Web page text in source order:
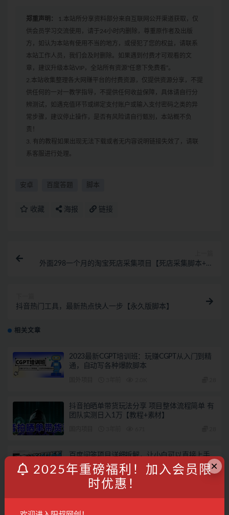
郑重声明：
1.本站所分享资料部分来自互联网公开渠道获取，仅
供会员学习交流使用，请于24小时内删除，尊重原作者及出版
方，如认为本站有使用不当的地方，或侵犯了您的权益，请联系
本站工作人员，我们会及时删除。如果遇到付费才可观看的文
章，建议升级本站VIP，全站所有资源“任意下免费看”。
2.本站收集整理各大网赚平台的付费资源，仅提供资源分享，不提
供任何的一对一教学指导，不提供任何收益保障，具体请自行分
辨测试，如遇充值环节或绑定支付账户或输入支付密码之类的异
常步骤，建议停止操作，是否有风险请自行甄别，本站概不负
责！
3. 有的教程如果出现无法下载或者无内容说明链接失效了，请联
系客服进行处理。
安卓 百度答题 脚本
收藏 海报 链接
外面298一个月的淘宝死店采集项目【死店采集脚本+详
抖音热门工具，最新热点快人一步【永久版脚本】
相关文章
2023最新CGPT培训班：玩赚CGPT从入门到精
通，自动写各种爆款脚本
抖音拍晒单带货玩法分享 项目整体流程简单 有
团队实测日入1万【教程+素材】
百度问答项目详细拆解，让小白可以直接上手
操作的具体方法，听说日入200+？
阳叔分享 3年前
×
2025年重磅福利！加入会员限
时优惠！